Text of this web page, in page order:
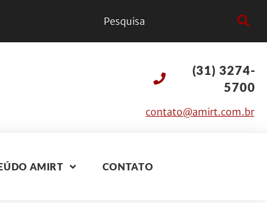
(31) 3274-
5700
contato@amirt.com.br
AMIRT CONTATO